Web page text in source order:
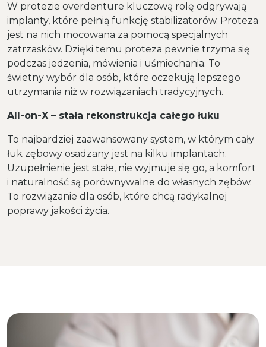
W protezie overdenture kluczową rolę odgrywają
implanty, które pełnią funkcję stabilizatorów. Proteza
jest na nich mocowana za pomocą specjalnych
zatrzasków. Dzięki temu proteza pewnie trzyma się
podczas jedzenia, mówienia i uśmiechania. To
świetny wybór dla osób, które oczekują lepszego
utrzymania niż w rozwiązaniach tradycyjnych.
All-on-X – stała rekonstrukcja całego łuku
To najbardziej zaawansowany system, w którym cały
łuk zębowy osadzany jest na kilku implantach.
Uzupełnienie jest stałe, nie wyjmuje się go, a komfort
i naturalność są porównywalne do własnych zębów.
To rozwiązanie dla osób, które chcą radykalnej
poprawy jakości życia.